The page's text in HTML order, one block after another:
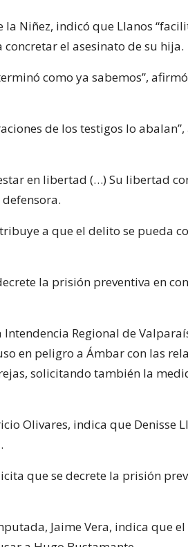
Niñez, indicó que Llanos
el asesinato de su hija.
como ya sabemos”,
de los testigos lo abalan”,
en libertad (…) Su libertad
a que el delito se pueda
la prisión preventiva en
Regional de
en peligro a Ámbar con las
solicitando también la
Olivares, indica que Denisse
que se decrete la prisión
Jaime Vera, indica que